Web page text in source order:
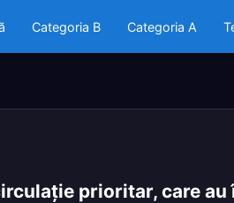
Categoria B Categoria A
prioritar, care au